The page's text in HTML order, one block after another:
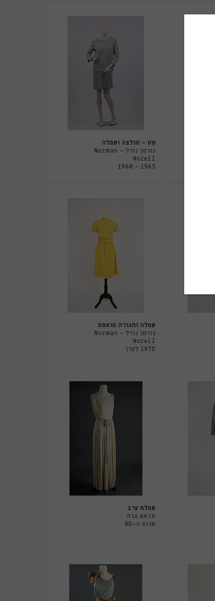
סט - חולצה ושמלה
נורמן נורל - Norman
Norell
1965 - 1968
שמלה וחגורה תואמת
נורמן נורל - Norman
Norell
1970 לערך
שמלת ערב
מדאם גרה
שנות ה-80